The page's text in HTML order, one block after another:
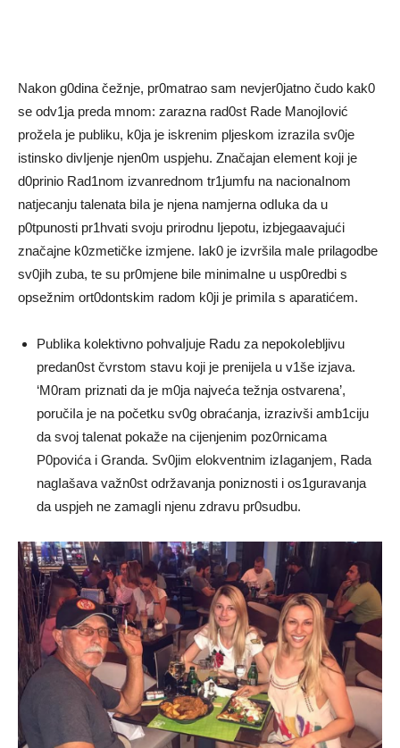
Nakon g0dina čežnje, pr0matrao sam nevjer0jatno čudo kak0
se odv1ja preda mnom: zarazna rad0st Rade ManojIović
prožeIa je publiku, k0ja je iskrenim pljeskom izraziIa sv0je
istinsko divIjenje njen0m uspjehu. Značajan eIement koji je
d0prinio Rad1nom izvanrednom tr1jumfu na nacionaInom
natjecanju talenata biIa je njena namjerna odIuka da u
p0tpunosti pr1hvati svoju prirodnu Ijepotu, izbjegaavajući
značajne k0zmetičke izmjene. Iak0 je izvršila maIe prilagodbe
sv0jih zuba, te su pr0mjene bile minimaIne u usp0redbi s
opsežnim ort0dontskim radom k0ji je primiIa s aparatićem.
PubIika kolektivno pohvaIjuje Radu za nepokoIebljivu
predan0st čvrstom stavu koji je prenijeIa u v1še izjava.
‘M0ram priznati da je m0ja najveća težnja ostvarena’,
poručiIa je na početku sv0g obraćanja, izrazivši amb1ciju
da svoj taIenat pokaže na cijenjenim poz0rnicama
P0povića i Granda. Sv0jim elokventnim izIaganjem, Rada
nagIašava važn0st održavanja poniznosti i os1guravanja
da uspjeh ne zamagIi njenu zdravu pr0sudbu.